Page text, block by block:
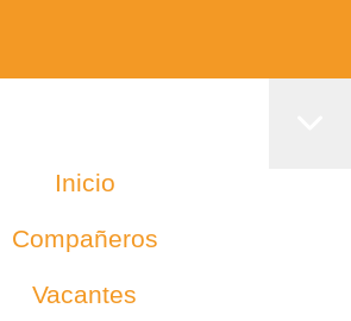
Inicio
Compañeros
Vacantes